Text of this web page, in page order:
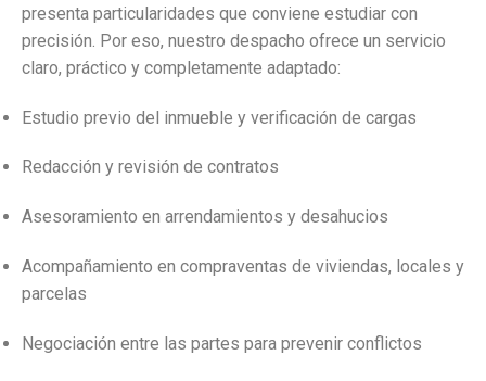
presenta particularidades que conviene estudiar con
precisión. Por eso, nuestro despacho ofrece un servicio
claro, práctico y completamente adaptado:
Estudio previo del inmueble y verificación de cargas
Redacción y revisión de contratos
Asesoramiento en arrendamientos y desahucios
Acompañamiento en compraventas de viviendas, locales y
parcelas
Negociación entre las partes para prevenir conflictos